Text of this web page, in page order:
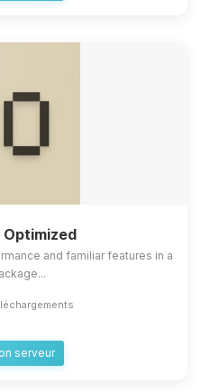
Optimized
and familiar features in a
serveur